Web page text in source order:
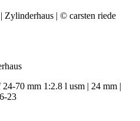
70 mm 1:2.8 l usm | 24 mm |
23